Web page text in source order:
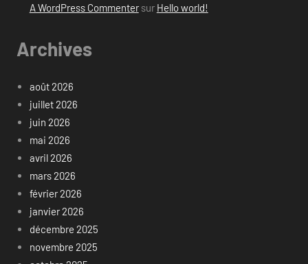
A WordPress Commentersur Hello world!
Archives
août 2026
juillet 2026
juin 2026
mai 2026
avril 2026
mars 2026
février 2026
janvier 2026
décembre 2025
novembre 2025